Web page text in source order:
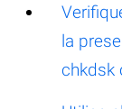
la
chkdsk